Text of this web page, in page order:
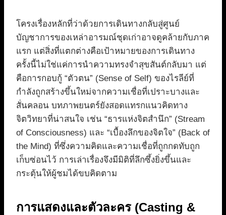
โครงเรื่องหลักที่ว่าด้วยการเดินทางกลับสู่ศูนย์
บัญชาการของเหล่าอารมณ์ชุดเก่าอาจดูคล้ายกับภาค
แรก แต่สิ่งที่แตกต่างคือเป้าหมายของการเดินทาง
ครั้งนี้ไม่ใช่แค่การนำความทรงจำสุขสันต์กลับมา แต่
คือการกอบกู้ “ตัวตน” (Sense of Self) ของไรลีย์ที่
กำลังถูกสร้างขึ้นใหม่จากความเชื่อที่เปราะบางและ
สั่นคลอน บทภาพยนตร์ยังสอดแทรกแนวคิดทาง
จิตวิทยาที่น่าสนใจ เช่น “ธารแห่งจิตสำนึก” (Stream
of Consciousness) และ “เบื้องลึกของจิตใจ” (Back of
the Mind) ที่ซึ่งความคิดและความเชื่อที่ถูกกดทับถูก
เก็บซ่อนไว้ การเล่าเรื่องจึงมีมิติที่ลึกซึ้งยิ่งขึ้นและ
กระตุ้นให้ผู้ชมได้ขบคิดตาม
การแสดงและตัวละคร (Casting &